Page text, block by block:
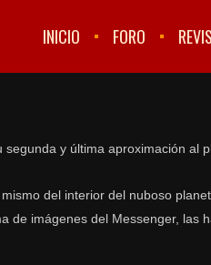
INICIO FORO
y última aproximación al
del interior del nuboso
de imágenes del Messenger, las